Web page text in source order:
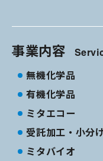
事業内容
無機化学品
有機化学品
ミタエコー
受託加工・小分
ミタバイオ